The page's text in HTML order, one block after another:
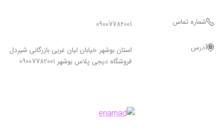
شماره تماس 09007782001
آدرس
استان بوشهر خیابان لیان غربی بازرگانی شیردل
فروشگاه دیجی پلاس بوشهر 09007782001